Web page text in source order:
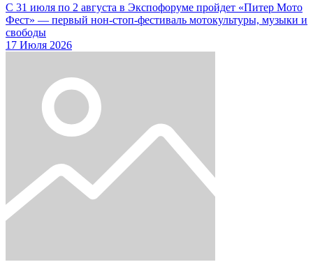
С 31 июля по 2 августа в Экспофоруме пройдет «Питер Мото
Фест» — первый нон-стоп-фестиваль мотокультуры, музыки и
свободы
17 Июля 2026